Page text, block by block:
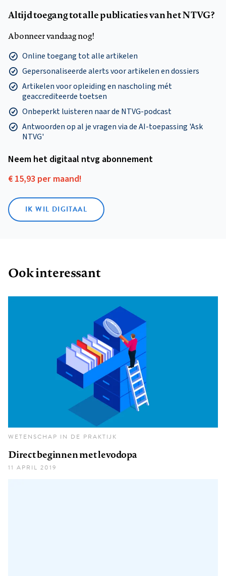
Altijd toegang tot alle publicaties van het NTVG?
Abonneer vandaag nog!
Online toegang tot alle artikelen
Gepersonaliseerde alerts voor artikelen en dossiers
Artikelen voor opleiding en nascholing mét
geaccrediteerde toetsen
Onbeperkt luisteren naar de NTVG-podcast
Antwoorden op al je vragen via de AI-toepassing 'Ask
NTVG'
Neem het digitaal ntvg abonnement
€ 15,93 per maand!
IK WIL DIGITAAL
Ook interessant
WETENSCHAP IN DE PRAKTIJK
Direct beginnen met levodopa
11 APRIL 2019